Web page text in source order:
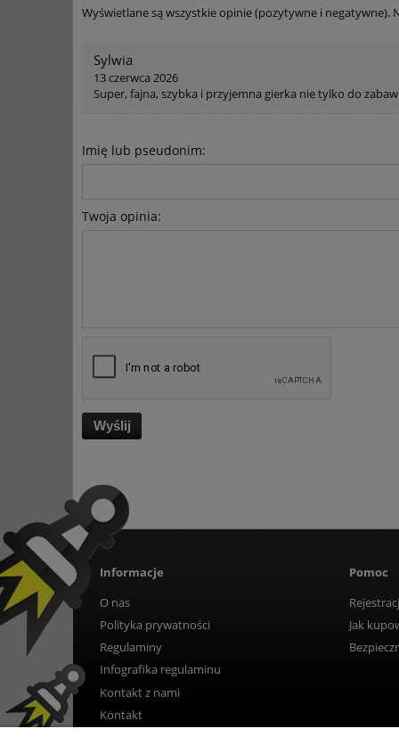
Wyświetlane są wszystkie opinie (pozytywne i
Sylwia
13 czerwca 2026
Super, fajna, szybka i przyjemna gierka nie tylko do
Imię lub pseudonim:
Twoja opinia:
Wyślij
Informacje
O nas
Polityka prywatności
Regulaminy
Infografika regulaminu
Kontakt z nami
Kontakt
Pomoc
Jak